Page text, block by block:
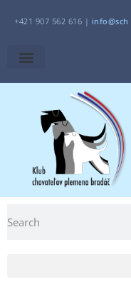
+421 907 562 616 | info@sch